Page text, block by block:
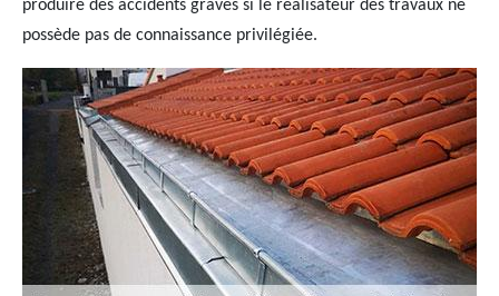
produire des accidents graves si le réalisateur des travaux ne
possède pas de connaissance privilégiée.